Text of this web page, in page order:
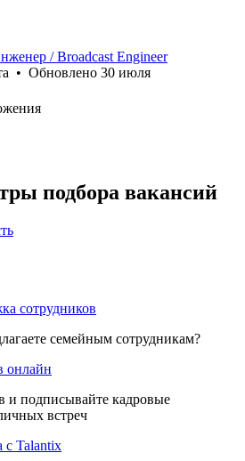
/ Broadcast Engineer
• Обновлено 30 июля
подбора вакансий
сотрудников
семейным сотрудникам?
онлайн
и подписывайте кадровые
встреч
с Talantix